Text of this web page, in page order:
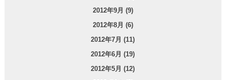
2012年9月 (9)
2012年8月 (6)
2012年7月 (11)
2012年6月 (19)
2012年5月 (12)